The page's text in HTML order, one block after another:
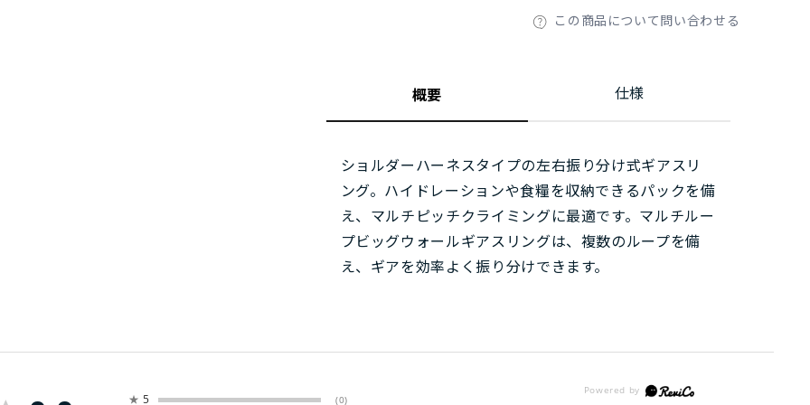
この商品について問い合わせる
概要 仕様
ショルダーハーネスタイプの左右振り分け式ギアスリ
ング。ハイドレーションや食糧を収納できるパックを備
え、マルチピッチクライミングに最適です。マルチルー
プビッグウォールギアスリングは、複数のループを備
え、ギアを効率よく振り分けできます。
★ 5 (0)